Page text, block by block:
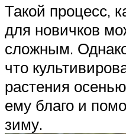
Такой процесс,
для новичков
сложным.
что
растения
ему благо и
зиму.